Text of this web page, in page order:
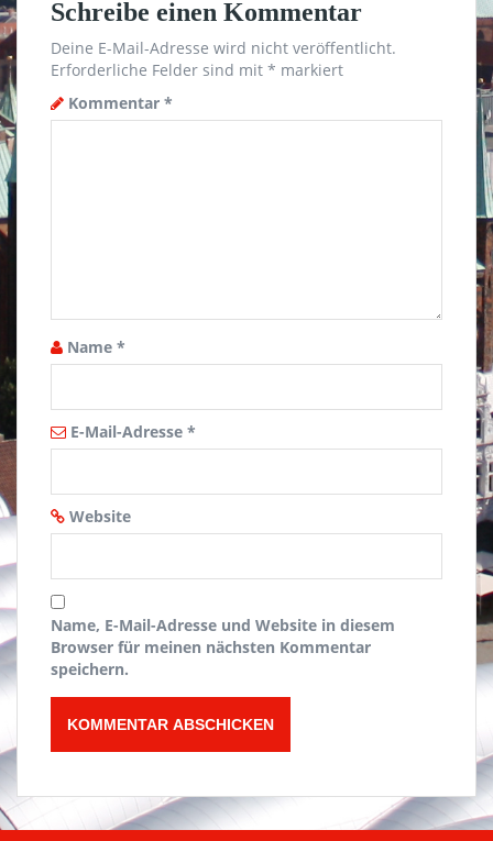
Schreibe einen Kommentar
Deine E-Mail-Adresse wird nicht veröffentlicht.
Erforderliche Felder sind mit * markiert
Kommentar *
Name *
E-Mail-Adresse *
Website
Name, E-Mail-Adresse und Website in diesem
Browser für meinen nächsten Kommentar
speichern.